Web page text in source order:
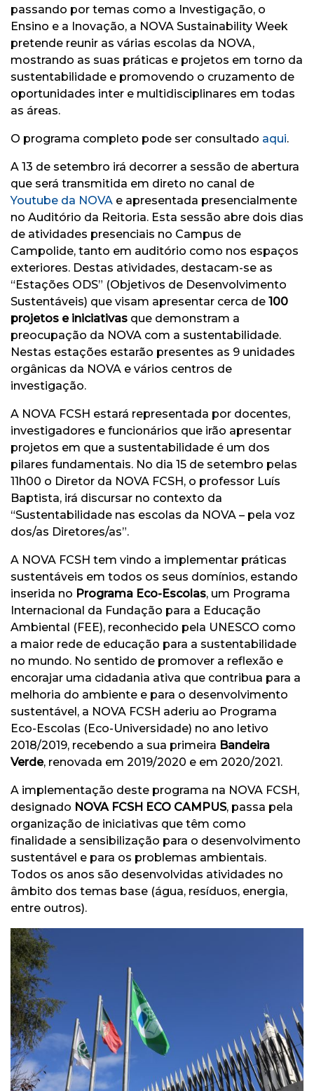
passando por temas como a Investigação, o
Ensino e a Inovação, a NOVA Sustainability Week
pretende reunir as várias escolas da NOVA,
mostrando as suas práticas e projetos em torno da
sustentabilidade e promovendo o cruzamento de
oportunidades inter e multidisciplinares em todas
as áreas.
O programa completo pode ser consultado aqui.
A 13 de setembro irá decorrer a sessão de abertura
que será transmitida em direto no canal de
Youtube da NOVA e apresentada presencialmente
no Auditório da Reitoria. Esta sessão abre dois dias
de atividades presenciais no Campus de
Campolide, tanto em auditório como nos espaços
exteriores. Destas atividades, destacam-se as
“Estações ODS” (Objetivos de Desenvolvimento
Sustentáveis) que visam apresentar cerca de 100
projetos e iniciativas que demonstram a
preocupação da NOVA com a sustentabilidade.
Nestas estações estarão presentes as 9 unidades
orgânicas da NOVA e vários centros de
investigação.
A NOVA FCSH estará representada por docentes,
investigadores e funcionários que irão apresentar
projetos em que a sustentabilidade é um dos
pilares fundamentais. No dia 15 de setembro pelas
11h00 o Diretor da NOVA FCSH, o professor Luís
Baptista, irá discursar no contexto da
“Sustentabilidade nas escolas da NOVA – pela voz
dos/as Diretores/as”.
A NOVA FCSH tem vindo a implementar práticas
sustentáveis em todos os seus domínios, estando
inserida no Programa Eco-Escolas, um Programa
Internacional da Fundação para a Educação
Ambiental (FEE), reconhecido pela UNESCO como
a maior rede de educação para a sustentabilidade
no mundo. No sentido de promover a reflexão e
encorajar uma cidadania ativa que contribua para a
melhoria do ambiente e para o desenvolvimento
sustentável, a NOVA FCSH aderiu ao Programa
Eco-Escolas (Eco-Universidade) no ano letivo
2018/2019, recebendo a sua primeira Bandeira
Verde, renovada em 2019/2020 e em 2020/2021.
A implementação deste programa na NOVA FCSH,
designado NOVA FCSH ECO CAMPUS, passa pela
organização de iniciativas que têm como
finalidade a sensibilização para o desenvolvimento
sustentável e para os problemas ambientais.
Todos os anos são desenvolvidas atividades no
âmbito dos temas base (água, resíduos, energia,
entre outros).